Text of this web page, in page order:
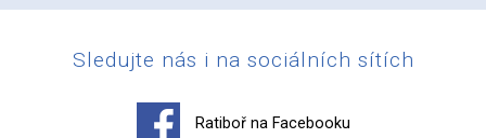
Sledujte nás i na sociálních sítích
Ratiboř na Facebooku